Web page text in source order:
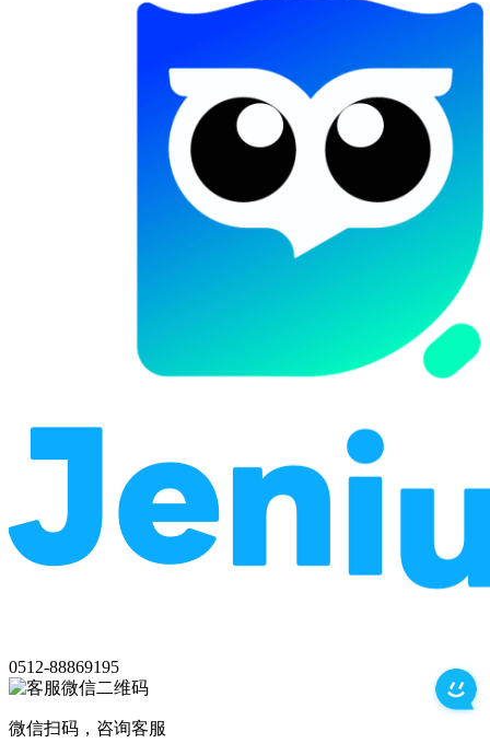
0512-88869195
微信扫码，咨询客服